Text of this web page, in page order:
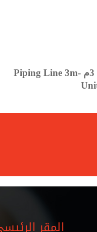
المقر